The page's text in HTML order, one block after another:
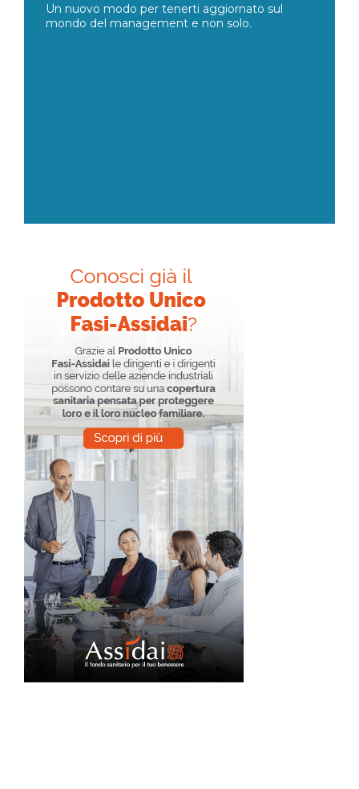
Un nuovo modo per tenerti aggiornato sul
mondo del management e non solo.